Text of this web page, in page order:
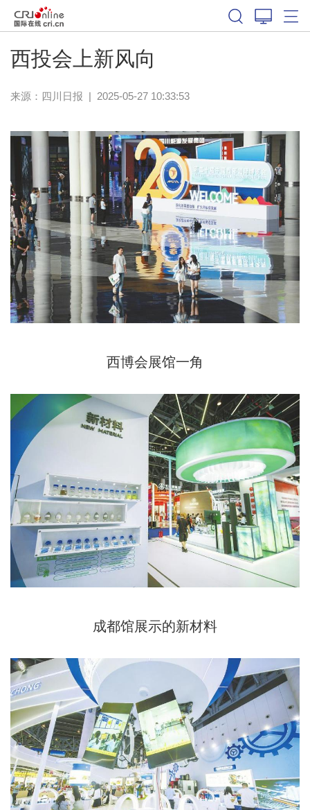
西投会上新风向
来源： 四川日报 | 2025-05-27 10:33:53
西博会展馆一角
成都馆展示的新材料